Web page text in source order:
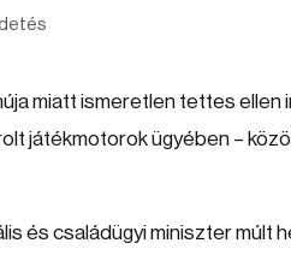
miatt ismeretlen tettes
játékmotorok ügyében –
és családügyi miniszter